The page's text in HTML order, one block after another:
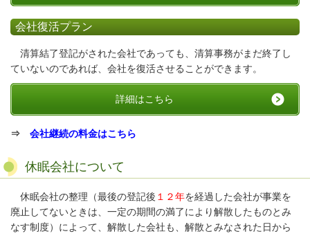
会社復活プラン
清算結了登記がされた会社であっても、清算事務がまだ終了し
ていないのであれば、会社を復活させることができます。
詳細はこちら
⇒ 会社継続の料金はこちら
休眠会社について
休眠会社の整理（最後の登記後 １２年を経過した会社が事業を
廃止してないときは、一定の期間の満了により解散したものとみ
なす制度）によって、解散した会社も、解散とみなされた日から